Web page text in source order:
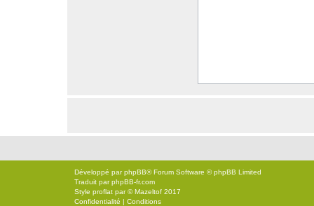
Développé parphpBB® Forum Software © phpBB Limited
Traduit parphpBB-fr.com
Style proflat par ©Mazeltof 2017
Confidentialité | Conditions